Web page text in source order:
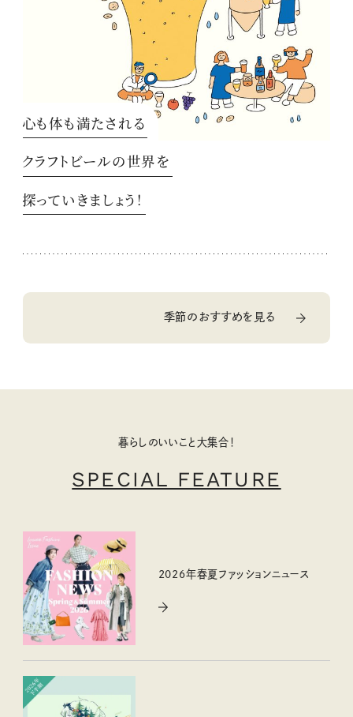
心も体も満たされる
クラフトビールの世界を
探っていきましょう！
季節のおすすめを見る
暮らしのいいこと大集合！
SPECIAL FEATURE
2026年春夏ファッションニュース